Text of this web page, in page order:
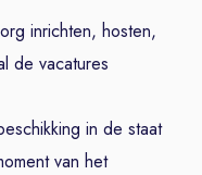
inrichten, hosten,
de vacatures
in de staat
van het